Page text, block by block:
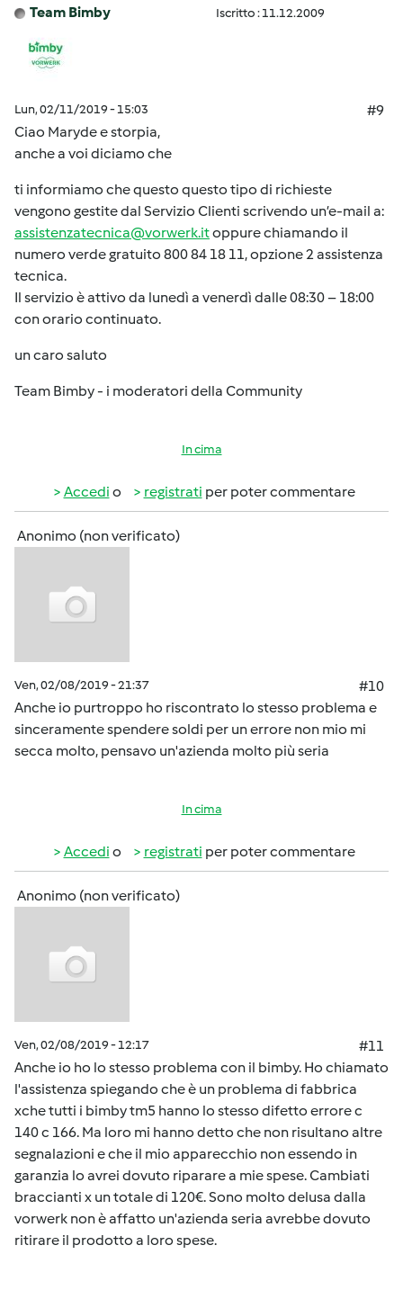
Team Bimby Iscritto : 11.12.2009
Lun, 02/11/2019 - 15:03
#9
Ciao Maryde e storpia,
anche a voi diciamo che
ti informiamo che questo questo tipo di richieste
vengono gestite dal Servizio Clienti scrivendo un’e-mail a:
assistenzatecnica@vorwerk.itoppure chiamando il
numero verde gratuito 800 84 18 11, opzione 2 assistenza
tecnica.
Il servizio è attivo da lunedì a venerdì dalle 08:30 – 18:00
con orario continuato.
un caro saluto
Team Bimby - i moderatori della Community
In cima
Accedi o registrati per poter commentare
Anonimo (non verificato)
Ven, 02/08/2019 - 21:37
#10
Anche io purtroppo ho riscontrato lo stesso problema e
sinceramente spendere soldi per un errore non mio mi
secca molto, pensavo un'azienda molto più seria
In cima
Accedi o registrati per poter commentare
Anonimo (non verificato)
Ven, 02/08/2019 - 12:17
#11
Anche io ho lo stesso problema con il bimby. Ho chiamato
l'assistenza spiegando che è un problema di fabbrica
xche tutti i bimby tm5 hanno lo stesso difetto errore c
140 c 166. Ma loro mi hanno detto che non risultano altre
segnalazioni e che il mio apparecchio non essendo in
garanzia lo avrei dovuto riparare a mie spese. Cambiati
braccianti x un totale di 120€. Sono molto delusa dalla
vorwerk non è affatto un'azienda seria avrebbe dovuto
ritirare il prodotto a loro spese.